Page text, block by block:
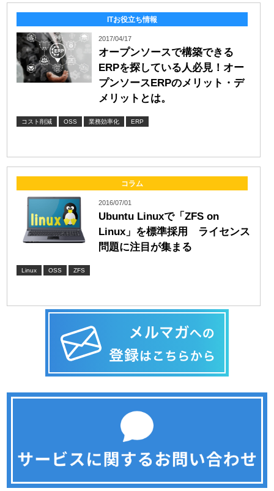
ITお役立ち情報
2017/04/17
オープンソースで構築できる
ERPを探している人必見！オー
プンソースERPのメリット・デ
メリットとは。
コスト削減 OSS 業務効率化 ERP
コラム
2016/07/01
Ubuntu Linuxで「ZFS on
Linux」を標準採用 ライセンス
問題に注目が集まる
Linux OSS ZFS